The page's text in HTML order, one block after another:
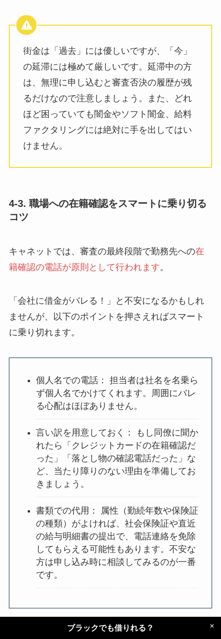
街金は「過去」には優しいですが、「今」
の延滞には極めて厳しいです。延滞中の方
は、無理に申し込むと審査否決の履歴が残
るだけなので注意しましょう。また、どれ
ほど困っていても闇金やソフト闇金、給料
ファクタリングには絶対に手を出してはい
けません。
4-3. 職場への在籍確認をスマートに乗り切る
コツ
キャネットでは、審査の最終段階で勤務先への在
籍確認の電話が原則として行われます。
「会社に借金がバレる！」と不安になるかもしれ
ませんが、以下のポイントを押さえればスマート
に乗り切れます。
個人名での電話： 担当者は社名を名乗ら
ず個人名でかけてくれます。周囲にバレ
る心配はほぼありません。
言い訳を用意しておく： もし同僚に聞か
れたら「クレジットカードの在籍確認だ
った」「落とし物の確認電話だった」な
ど、当たり障りのない理由を準備してお
きましょう。
書類での代用： 属性（勤続年数や保険証
の種類）がよければ、社会保険証や直近
の給与明細書の提出で、電話連絡を免除
してもらえる可能性もあります。不安な
方は申し込み時に相談してみるのが一番
です。
ブラックでも借りれる？ ×